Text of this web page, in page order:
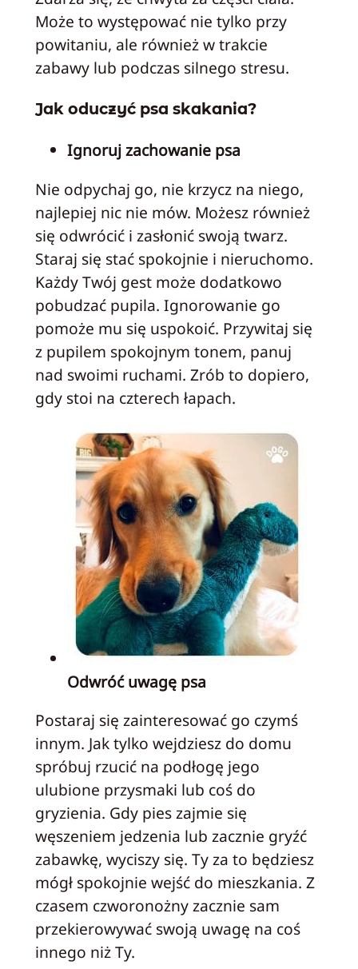
Może to występować nie tylko przy
powitaniu, ale również w trakcie
zabawy lub podczas silnego stresu.
Jak oduczyć psa skakania?
Ignoruj zachowanie psa
Nie odpychaj go, nie krzycz na niego,
najlepiej nic nie mów. Możesz również
się odwrócić i zasłonić swoją twarz.
Staraj się stać spokojnie i nieruchomo.
Każdy Twój gest może dodatkowo
pobudzać pupila. Ignorowanie go
pomoże mu się uspokoić. Przywitaj się
z pupilem spokojnym tonem, panuj
nad swoimi ruchami. Zrób to dopiero,
gdy stoi na czterech łapach.
Odwróć uwagę psa
Postaraj się zainteresować go czymś
innym. Jak tylko wejdziesz do domu
spróbuj rzucić na podłogę jego
ulubione przysmaki lub coś do
gryzienia. Gdy pies zajmie się
węszeniem jedzenia lub zacznie gryźć
zabawkę, wyciszy się. Ty za to będziesz
mógł spokojnie wejść do mieszkania. Z
czasem czworonożny zacznie sam
przekierowywać swoją uwagę na coś
innego niż Ty.